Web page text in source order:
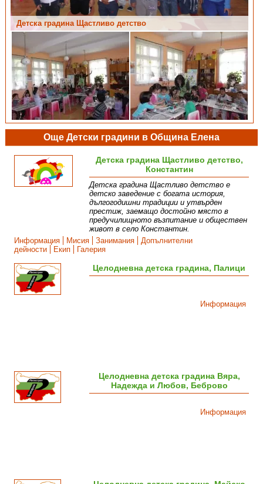
Детска градина Щастливо детство
Още Детски градини в Община Елена
Детска градина Щастливо детство,
Константин
Детска градина Щастливо детство е
детско заведение с богата история,
дългогодишни традиции и утвърден
престиж, заемащо достойно място в
предучилищното възпитание и обществен
живот в село Константин.
Информация
Мисия Занимания
Допълнителни
дейности
Екип Галерия
Целодневна детска градина, Палици
Информация
Целодневна детска градина Вяра,
Надежда и Любов, Беброво
Информация